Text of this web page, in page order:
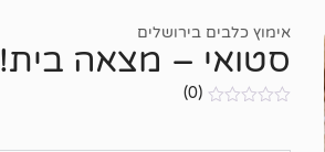
אימוץ כלבים בירושלים
סטואי – מצאה בית!
(0)